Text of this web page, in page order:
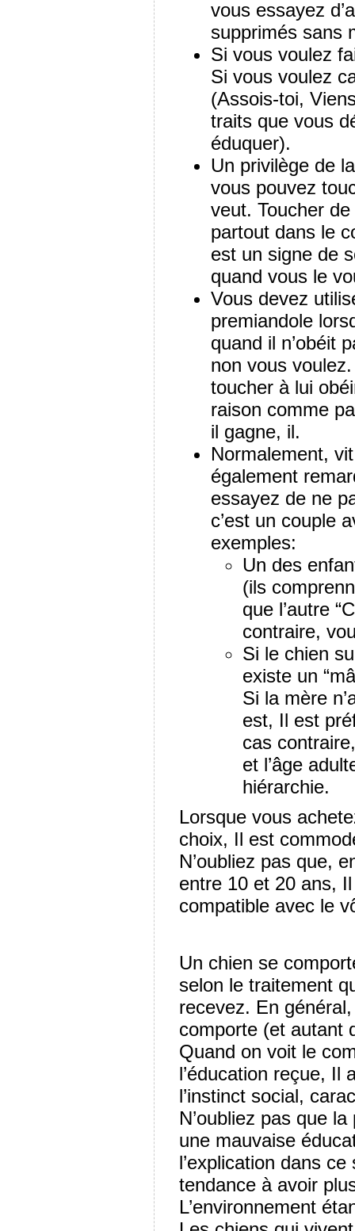
vous essayez
supprimés sans
Si vous voulez
Si vous voulez
(Assois-toi,
traits que vous
éduquer).
Un privilège de
vous pouvez
veut. Toucher
partout dans le
est un signe de
quand vous le
Vous devez
premiandole
quand il n’obéit
non vous
toucher à lui
raison comme
il gagne, il.
Normalement,
également
essayez de ne
c’est un couple
exemples:
Un des
(ils
que l’autre
contraire,
Si le chien
existe un
Si la mère
est, Il est
cas
et l’âge
hiérarchie.
Lorsque vous
choix, Il est
N’oubliez pas que,
entre 10 et 20 ans,
compatible avec le
Un chien se
selon le traitement
recevez. En
comporte (et autant
Quand on voit le
l’éducation reçue, Il
l’instinct social,
N’oubliez pas que
une mauvaise
l’explication dans
tendance à avoir
L’environnement